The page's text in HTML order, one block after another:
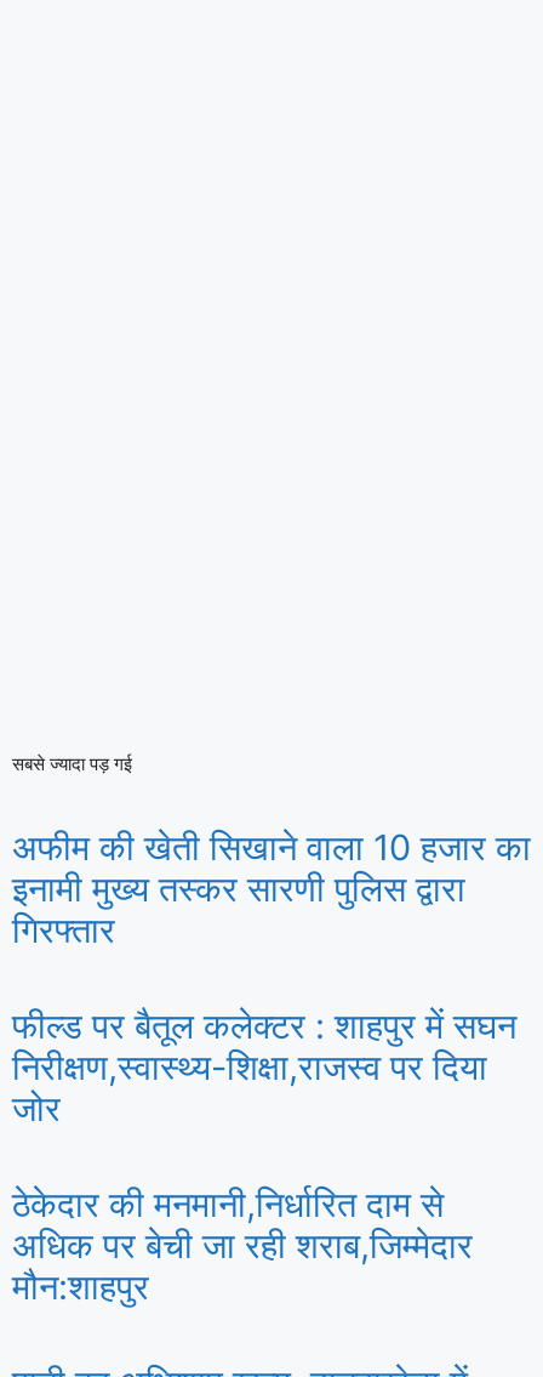
सबसे ज्यादा पड़ गई
अफीम की खेती सिखाने वाला 10 हजार का
इनामी मुख्य तस्कर सारणी पुलिस द्वारा
गिरफ्तार
फील्ड पर बैतूल कलेक्टर : शाहपुर में सघन
निरीक्षण,स्वास्थ्य-शिक्षा,राजस्व पर दिया
जोर
ठेकेदार की मनमानी,निर्धारित दाम से
अधिक पर बेची जा रही शराब,जिम्मेदार
मौन:शाहपुर